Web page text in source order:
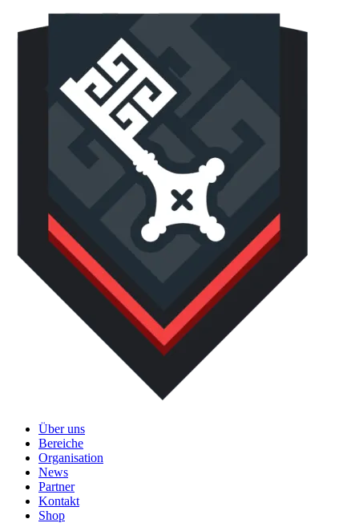
Über uns
Bereiche
Organisation
News
Partner
Kontakt
Shop